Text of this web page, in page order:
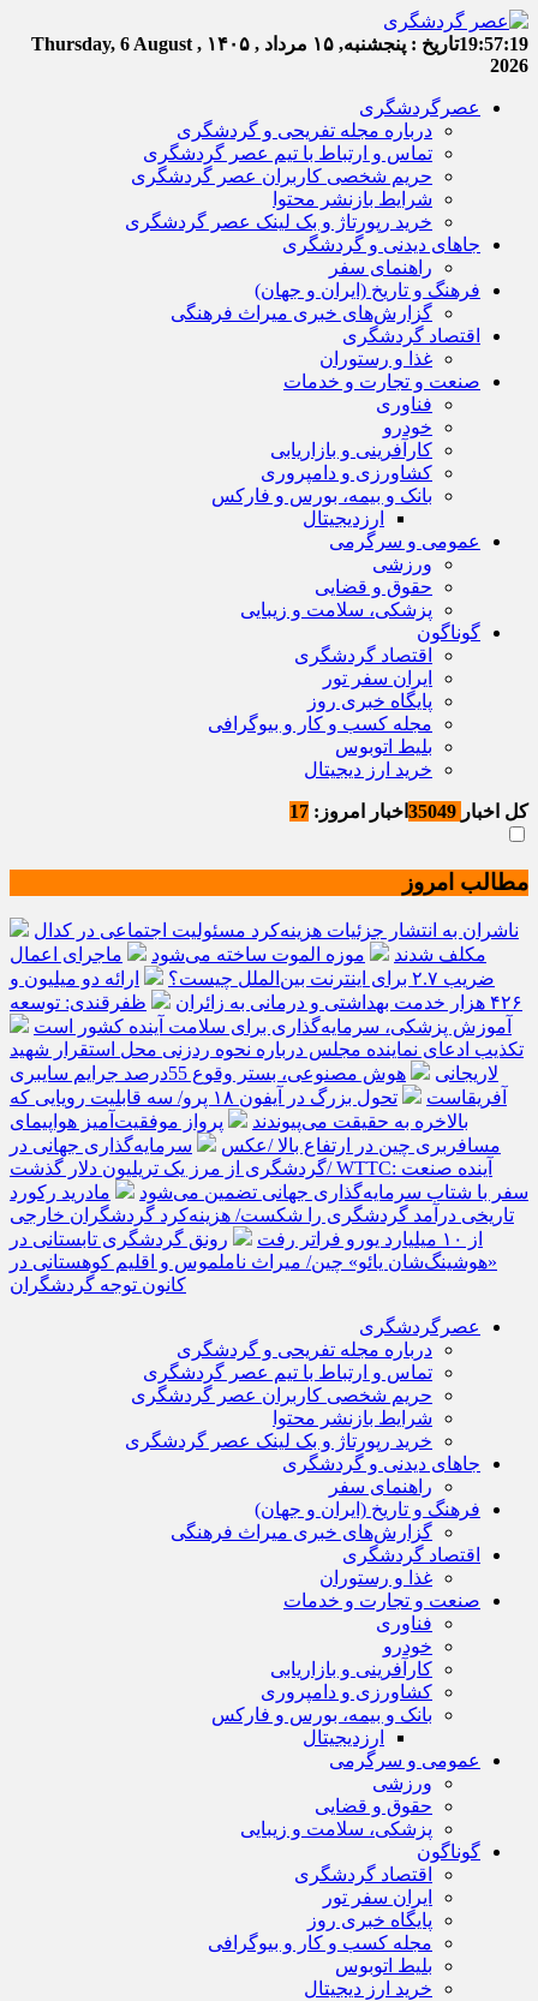
19:57:20تاریخ : پنجشنبه, ۱۵ مرداد , ۱۴۰۵
Thursday, 6 August ,
2026
عصرگردشگری
درباره مجله تفریحی و گردشگری
تماس و ارتباط با تیم عصر گردشگری
حریم شخصی کاربران عصر گردشگری
شرایط بازنشر محتوا
خرید رپورتاژ و بک لینک عصر گردشگری
جاهای دیدنی و گردشگری
راهنمای سفر
فرهنگ و تاریخ (ایران و جهان)
گزارش‌های خبری میراث فرهنگی
اقتصاد گردشگری
غذا و رستوران
صنعت و تجارت و خدمات
فناوری
خودرو
کارآفرینی و بازاریابی
کشاورزی و دامپروری
بانک و بیمه، بورس و فارکس
ارزدیجیتال
عمومی و سرگرمی
ورزشی
حقوق و قضایی
پزشکی، سلامت و زیبایی
گوناگون
اقتصاد گردشگری
ایران سفر تور
پایگاه خبری روز
مجله کسب و کار و بیوگرافی
بلیط اتوبوس
خرید ارز دیجیتال
کل اخبار اخبار امروز: 17
مطالب امروز
ناشران به انتشار جزئیات هزینه‌کرد مسئولیت اجتماعی در کدال
مکلف شدند
موزه الموت ساخته می‌شود
ماجرای اعمال
ضریب ۲.۷ برای اینترنت بین‌الملل چیست؟
ارائه دو میلیون و
۴۲۶ هزار خدمت بهداشتی و درمانی به زائران
ظفرقندی: توسعه
آموزش پزشکی، سرمایه‌گذاری برای سلامت آینده کشور است
تکذیب ادعای نماینده مجلس درباره نحوه ردزنی محل استقرار شهید
لاریجانی
هوش مصنوعی، بستر وقوع 55درصد جرایم سایبری
آفریقاست
تحول بزرگ در آیفون ۱۸ پرو/ سه قابلیت رویایی که
بالاخره به حقیقت می‌پیوندند
پرواز موفقیت‌آمیز هواپیمای
مسافربری چین در ارتفاع بالا /عکس
سرمایه‌گذاری جهانی در
گردشگری از مرز یک تریلیون دلار گذشت/ WTTC: آینده صنعت
سفر با شتاب سرمایه‌گذاری جهانی تضمین می‌شود
مادرید رکورد
تاریخی درآمد گردشگری را شکست/ هزینه‌کرد گردشگران خارجی
از ۱۰ میلیارد یورو فراتر رفت
رونق گردشگری تابستانی در
«هوشینگ‌شان یائو» چین/ میراث ناملموس و اقلیم کوهستانی در
کانون توجه گردشگران
عصرگردشگری
درباره مجله تفریحی و گردشگری
تماس و ارتباط با تیم عصر گردشگری
حریم شخصی کاربران عصر گردشگری
شرایط بازنشر محتوا
خرید رپورتاژ و بک لینک عصر گردشگری
جاهای دیدنی و گردشگری
راهنمای سفر
فرهنگ و تاریخ (ایران و جهان)
گزارش‌های خبری میراث فرهنگی
اقتصاد گردشگری
غذا و رستوران
صنعت و تجارت و خدمات
فناوری
خودرو
کارآفرینی و بازاریابی
کشاورزی و دامپروری
بانک و بیمه، بورس و فارکس
ارزدیجیتال
عمومی و سرگرمی
ورزشی
حقوق و قضایی
پزشکی، سلامت و زیبایی
گوناگون
اقتصاد گردشگری
ایران سفر تور
پایگاه خبری روز
مجله کسب و کار و بیوگرافی
بلیط اتوبوس
خرید ارز دیجیتال